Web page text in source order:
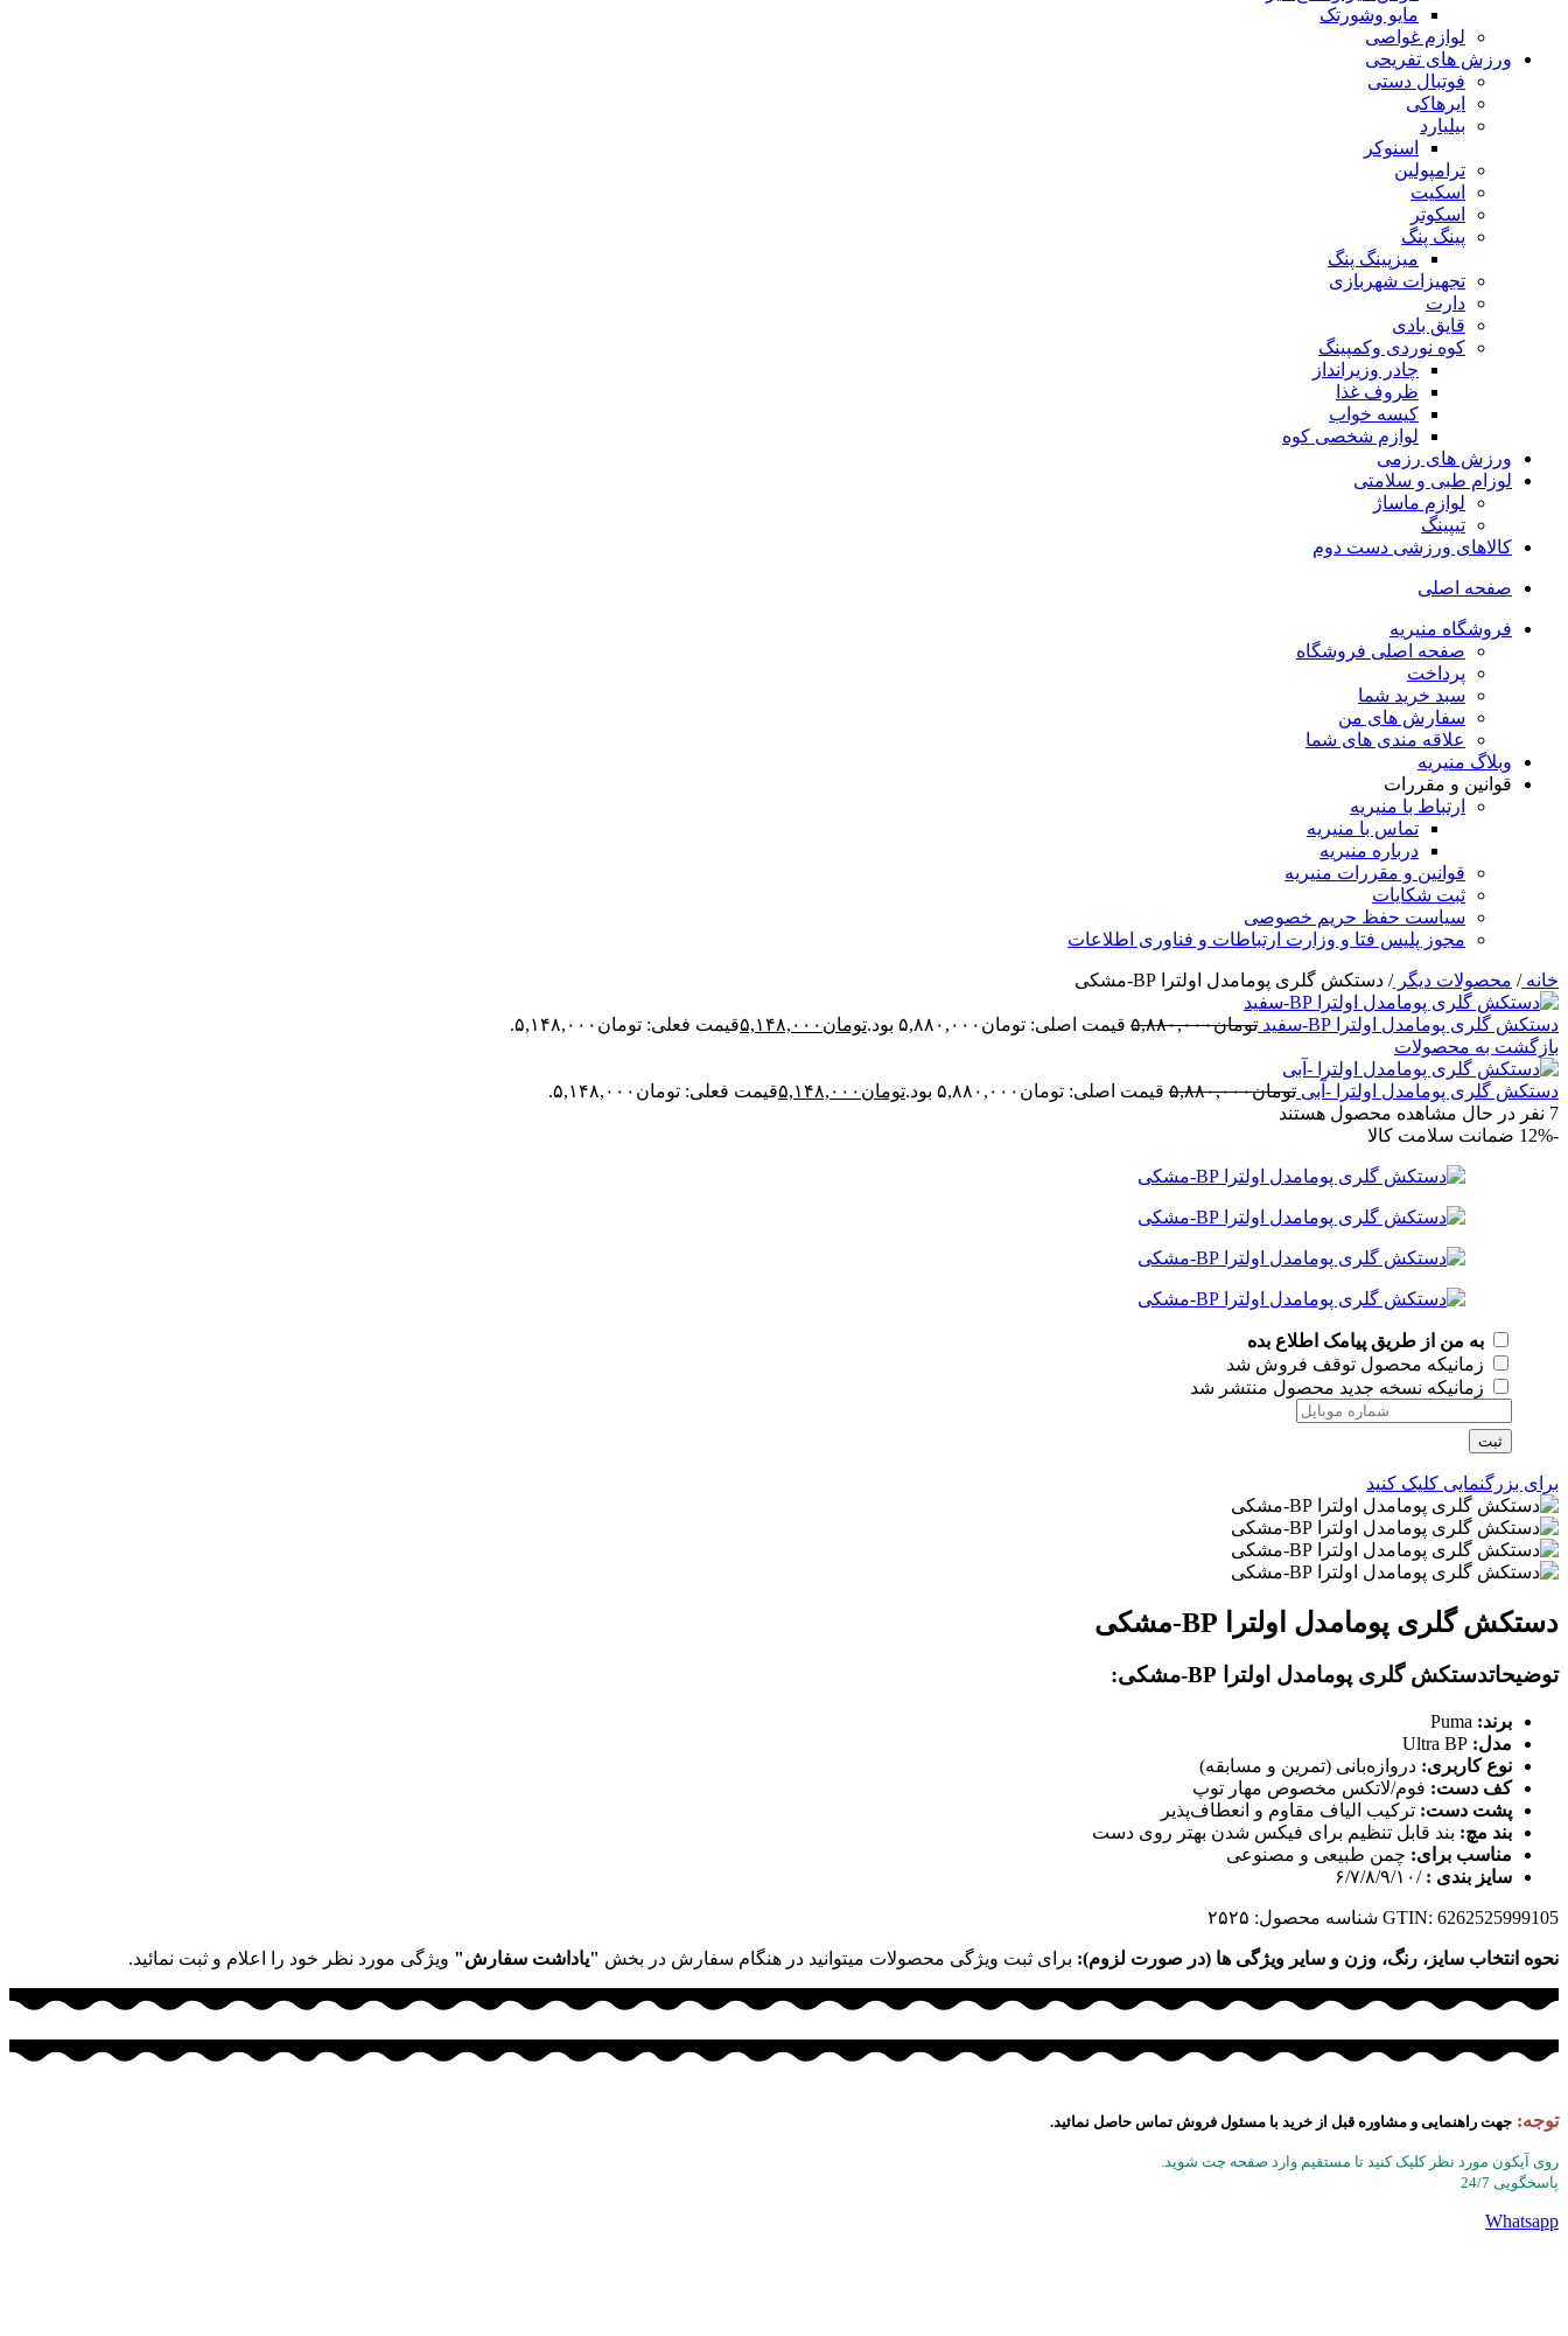
مایو وشورتک
لوازم غواصی
ورزش های تفریحی
فوتبال دستی
ایرهاکی
بیلیارد
اسنوکر
ترامپولین
اسکیت
اسکوتر
پینگ پنگ
میزپینگ پنگ
تجهیزات شهربازی
دارت
قایق بادی
کوه نوردی وکمپینگ
چادر وزیرانداز
ظروف غذا
کیسه خواب
لوازم شخصی کوه
ورزش های رزمی
لوزام طبی و سلامتی
لوازم ماساژ
تیپینگ
کالاهای ورزشی دست دوم
صفحه اصلی
فروشگاه منیریه
صفحه اصلی فروشگاه
پرداخت
سبد خرید شما
سفارش های من
علاقه مندی های شما
وبلاگ منیریه
قوانین و مقررات
ارتباط با منیریه
تماس با منیریه
درباره منیریه
قوانین و مقررات منیریه
ثبت شکایات
سیاست حفظ حریم خصوصی
مجوز پلیس فتا و وزارت ارتباطات و فناوری اطلاعات
خانه/ محصولات دیگر/ دستکش گلری پومامدل اولترا BP-مشکی
دستکش گلری پومامدل اولترا BP-سفید تومان۵,۸۸۰,۰۰۰ قیمت اصلی: تومان۵,۸۸۰,۰۰۰ بود. تومان ۵,۱۴۸,۰۰۰قیمت فعلی: تومان۵,۱۴۸,۰۰۰.
بازگشت به محصولات
دستکش گلری پومامدل اولترا -آبی تومان۵,۸۸۰,۰۰۰ قیمت اصلی: تومان۵,۸۸۰,۰۰۰ بود. تومان ۵,۱۴۸,۰۰۰قیمت فعلی: تومان۵,۱۴۸,۰۰۰.
7 نفر در حال مشاهده محصول هستند
-12%
ضمانت سلامت کالا
به من از طریق پیامک اطلاع بده
زمانیکه محصول توقف فروش شد
زمانیکه نسخه جدید محصول منتشر شد
ثبت
برای بزرگنمایی کلیک کنید
دستکش گلری پومامدل اولترا BP-مشکی
توضیحاتدستکش گلری پومامدل اولترا BP-مشکی :
برند:
مدل:
نوع کاربری: دروازه‌بانی (تمرین و مسابقه)
کف دست: فوم/لاتکس مخصوص مهار توپ
پشت دست: ترکیب الیاف مقاوم و انعطاف‌پذیر
بند مچ: بند قابل تنظیم برای فیکس شدن بهتر روی دست
مناسب برای: چمن طبیعی و مصنوعی
سایز بندی :/۶/۷/۸/۹/۱۰
GTIN: 6262525999105 شناسه محصول: ۲۵۲۵
نحوه انتخاب سایز، رنگ، وزن و سایر ویژگی ها (در صورت لزوم): برای ثبت ویژگی محصولات میتوانید در هنگام سفارش در بخش "یاداشت سفارش" ویژگی مورد نظر خود را اعلام و ثبت نمائید.
توجه: جهت راهنمایی و مشاوره قبل از خرید با مسئول فروش تماس حاصل نمائید.
روی آیکون مورد نظر کلیک کنید تا مستقیم وارد صفحه چت شوید.
پاسخگویی 24/7
Whatsapp